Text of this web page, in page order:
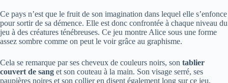
Ce pays n’est que le fruit de son imagination dans lequel elle s’enfonce
pour sortir de sa démence. Elle est donc confrontée à chaque niveau du
jeu à des créatures ténébreuses. Ce jeu montre Alice sous une forme
assez sombre comme on peut le voir grâce au graphisme.
Cela se remarque par ses cheveux de couleurs noirs, son tablier
couvert de sang et son couteau à la main. Son visage serré, ses
paupières noires et son collier en disent également long sur ce jeu.